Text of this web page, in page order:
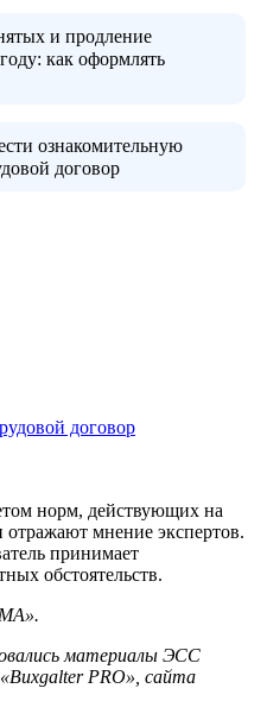
и продление
как оформлять
ознакомительную
договор
договор
норм, действующих на
мнение экспертов.
принимает
обстоятельств.
материалы ЭСС
PRO», сайта